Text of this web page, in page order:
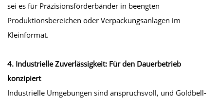
sei es für Präzisionsförderbänder in beengten
Produktionsbereichen oder Verpackungsanlagen im
Kleinformat.
4. Industrielle Zuverlässigkeit: Für den Dauerbetrieb
konzipiert
Industrielle Umgebungen sind anspruchsvoll, und Goldbell-